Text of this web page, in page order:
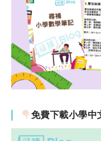
免費下載小學中